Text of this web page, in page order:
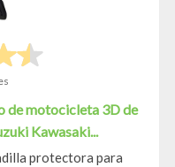
de motocicleta 3D de
Kawasaki...
protectora para